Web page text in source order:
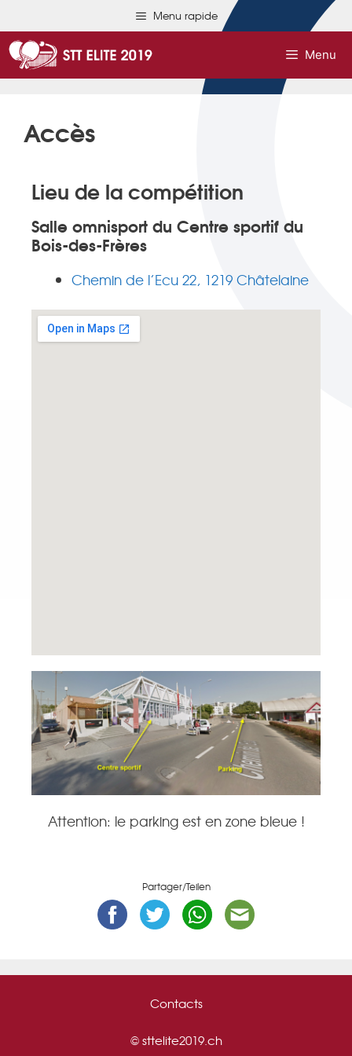
Menu rapide
Menu
Accès
Lieu de la compétition
Salle omnisport du Centre sportif du
Bois-des-Frères
Chemin de l’Ecu 22, 1219 Châtelaine
Attention: le parking est en zone bleue !
Partager/Teilen
Contacts
©sttelite2019.ch